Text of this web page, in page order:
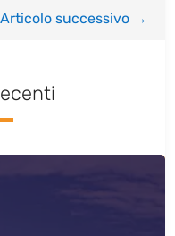
Articolo successivo→